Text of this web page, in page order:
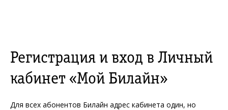
Регистрация и вход в Личный
кабинет «Мой Билайн»
Для всех абонентов Билайн адрес кабинета один, но